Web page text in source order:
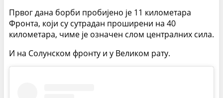
Првог дана борби пробијено је 11 километара
Фронта, који су сутрадан проширени на 40
километара, чиме је означен слом централних сила.
И на Солунском фронту и у Великом рату.